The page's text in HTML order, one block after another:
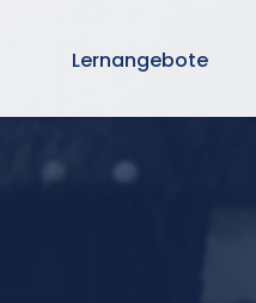
Lernangebote